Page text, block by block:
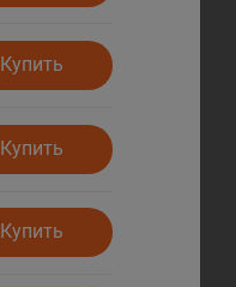
Купить
Купить
Купить